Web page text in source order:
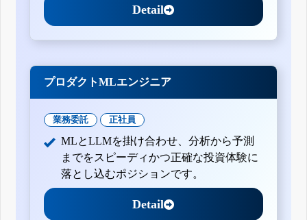
Detail
プロダクトMLエンジニア
業務委託 正社員
MLとLLMを掛け合わせ、分析から予測
までをスピーディかつ正確な投資体験に
落とし込むポジションです。
Detail